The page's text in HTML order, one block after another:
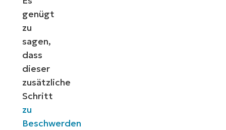
genügt
zu
sagen,
dass
dieser
zusätzliche
Schritt
zu
Beschwerden